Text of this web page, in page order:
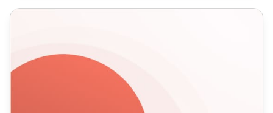
Vad är kundnöjdhet: definition + bästa praxis